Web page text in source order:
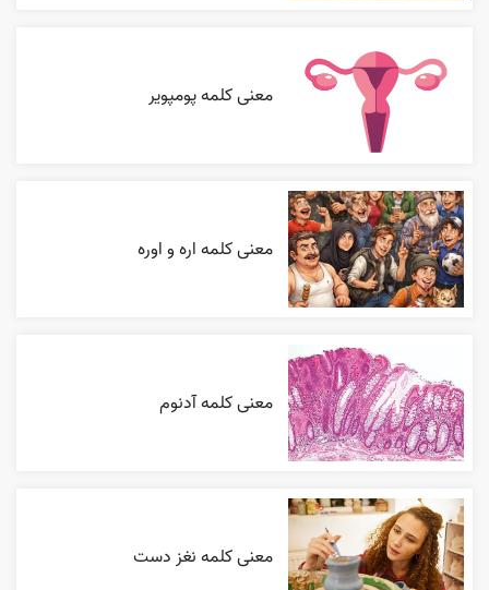
معنی کلمه پومپویر
معنی کلمه اره و اوره
معنی کلمه آدنوم
معنی کلمه نغز دست